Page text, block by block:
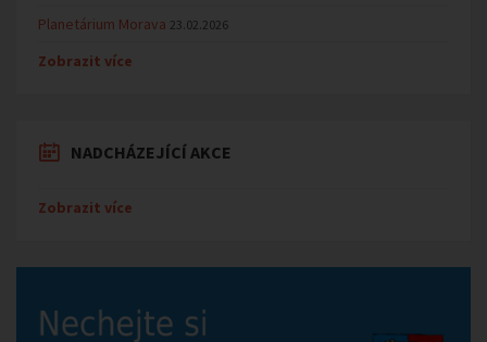
Planetárium Morava 23.02.2026
Zobrazit více
NADCHÁZEJÍCÍ AKCE
Zobrazit více